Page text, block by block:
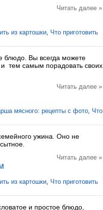
Читать далее »
из картошки, Что приготовить
блюдо. Вы всегда можете
и тем самым порадовать своих
Читать далее »
мясного: рецепты с фото, Что
ужина. Оно не
Читать далее »
из картошки, Что приготовить
и простое блюдо,